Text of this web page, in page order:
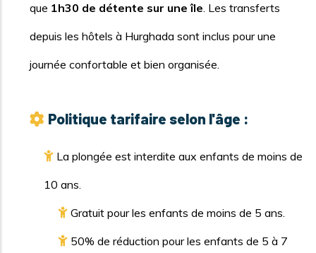
que 1h30 de détente sur une île. Les transferts
depuis les hôtels à Hurghada sont inclus pour une
journée confortable et bien organisée.
Politique tarifaire selon l'âge :
La plongée est interdite aux enfants de moins de
10 ans.
Gratuit pour les enfants de moins de 5 ans.
50% de réduction pour les enfants de 5 à 7